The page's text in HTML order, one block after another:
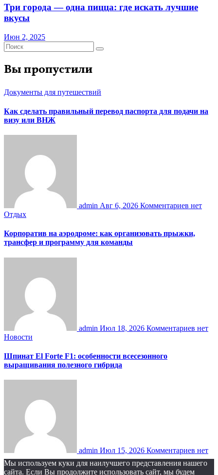
Три города — одна пицца: где искать лучшие
вкусы
Июн 2, 2025
Вы пропустили
Документы для путешествий
Как сделать правильный перевод паспорта для подачи на
визу или ВНЖ
admin Авг 6, 2026 Комментариев нет
Отдых
Корпоратив на аэродроме: как организовать прыжки,
трансфер и программу для команды
admin Июл 18, 2026 Комментариев нет
Новости
Шпинат El Forte F1: особенности всесезонного
выращивания полезного гибрида
admin Июл 15, 2026 Комментариев нет
Мы используем куки для наилучшего представления нашего
сайта. Если Вы продолжите использовать сайт, мы будем